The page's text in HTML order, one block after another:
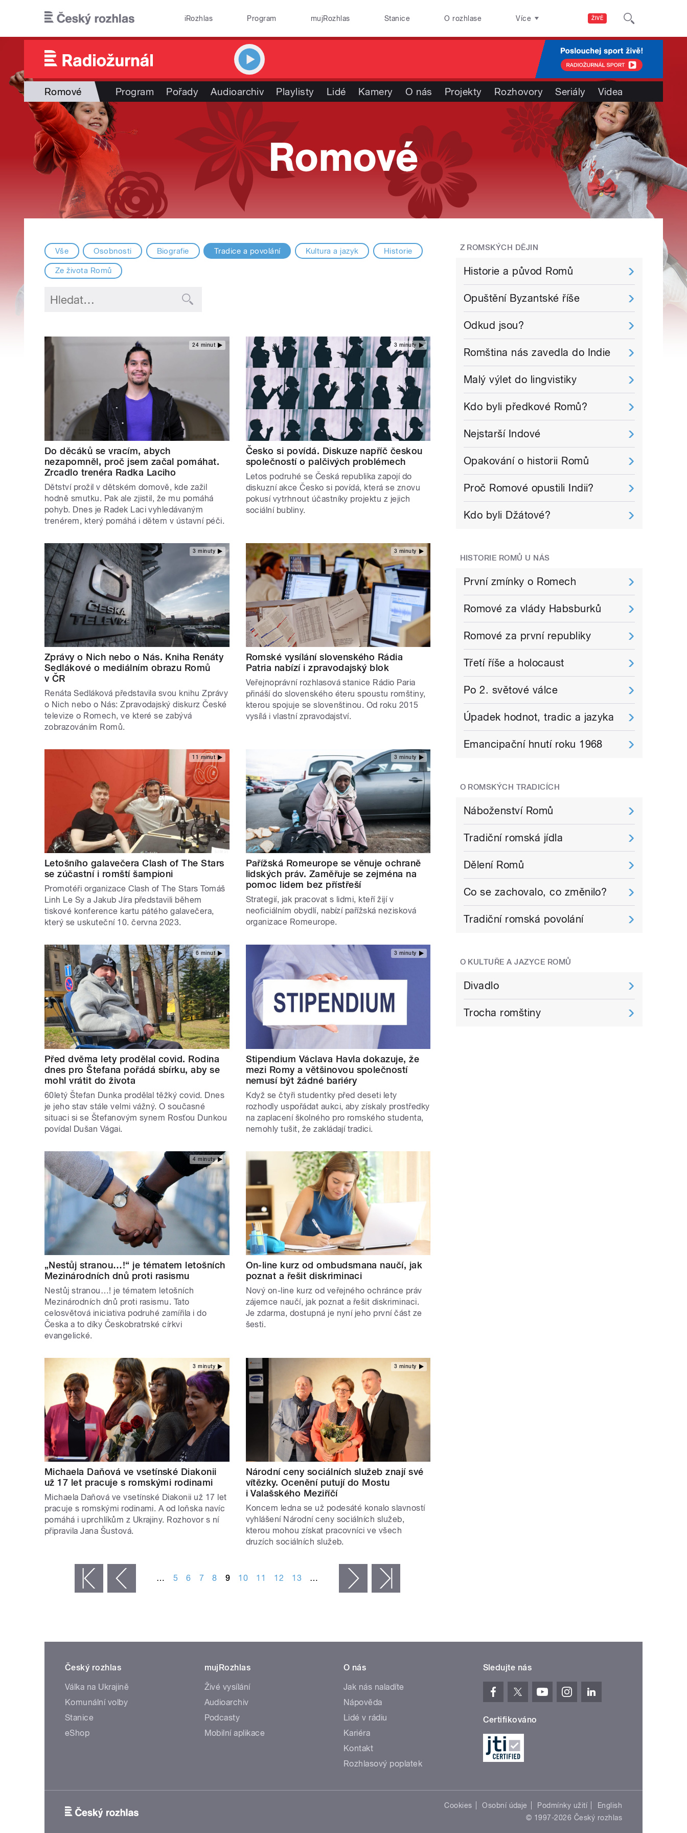
ŽIVĚ
iRozhlas Program mujRozhlas Stanice O rozhlase Více
Romové Program Pořady Audioarchiv Playlisty Lidé Kamery O nás Projekty Rozhovory Seriály Videa
Vše Osobnosti Biografie Tradice a povolání Kultura a jazyk Historie
Ze života Romů
24 minut
Do děcáků se vracím, abych
nezapomněl, proč jsem začal pomáhat.
Zrcadlo trenéra Radka Laciho
Dětství prožil v dětském domově, kde zažil
hodně smutku. Pak ale zjistil, že mu pomáhá
pohyb. Dnes je Radek Laci vyhledávaným
trenérem, který pomáhá i dětem v ústavní péči.
3 minuty
Česko si povídá. Diskuze napříč českou
společností o palčivých problémech
Letos podruhé se Česká republika zapojí do
diskuzní akce Česko si povídá, která se znovu
pokusí vytrhnout účastníky projektu z jejich
sociální bubliny.
3 minuty
Zprávy o Nich nebo o Nás. Kniha Renáty
Sedlákové o mediálním obrazu Romů
v ČR
Renáta Sedláková představila svou knihu Zprávy
o Nich nebo o Nás: Zpravodajský diskurz České
televize o Romech, ve které se zabývá
zobrazováním Romů.
3 minuty
Romské vysílání slovenského Rádia
Patria nabízí i zpravodajský blok
Veřejnoprávní rozhlasová stanice Rádio Paria
přináší do slovenského éteru spoustu romštiny,
kterou spojuje se slovenštinou. Od roku 2015
vysílá i vlastní zpravodajství.
11 minut
Letošního galavečera Clash of The Stars
se zúčastní i romští šampioni
Promotéři organizace Clash of The Stars Tomáš
Linh Le Sy a Jakub Jíra představili během
tiskové konference kartu pátého galavečera,
který se uskuteční 10. června 2023.
3 minuty
Pařížská Romeurope se věnuje ochraně
lidských práv. Zaměřuje se zejména na
pomoc lidem bez přístřeší
Strategií, jak pracovat s lidmi, kteří žijí v
neoficiálním obydlí, nabízí pařížská nezisková
organizace Romeurope.
6 minut
Před dvěma lety prodělal covid. Rodina
dnes pro Štefana pořádá sbírku, aby se
mohl vrátit do života
60letý Štefan Dunka prodělal těžký covid. Dnes
je jeho stav stále velmi vážný. O současné
situaci si se Štefanovým synem Rosťou Dunkou
povídal Dušan Vágai.
3 minuty
Stipendium Václava Havla dokazuje, že
mezi Romy a většinovou společností
nemusí být žádné bariéry
Když se čtyři studentky před deseti lety
rozhodly uspořádat aukci, aby získaly prostředky
na zaplacení školného pro romského studenta,
nemohly tušit, že zakládají tradici.
4 minuty
„Nestůj stranou…!“ je tématem letošních
Mezinárodních dnů proti rasismu
Nestůj stranou…! je tématem letošních
Mezinárodních dnů proti rasismu. Tato
celosvětová iniciativa podruhé zamířila i do
Česka a to díky Českobratrské církvi
evangelické.
On-line kurz od ombudsmana naučí, jak
poznat a řešit diskriminaci
Nový on-line kurz od veřejného ochránce práv
zájemce naučí, jak poznat a řešit diskriminaci.
Je zdarma, dostupná je nyní jeho první část ze
šesti.
3 minuty
Michaela Daňová ve vsetínské Diakonii
už 17 let pracuje s romskými rodinami
Michaela Daňová ve vsetínské Diakonii už 17 let
pracuje s romskými rodinami. A od loňska navíc
pomáhá i uprchlíkům z Ukrajiny. Rozhovor s ní
připravila Jana Šustová.
3 minuty
Národní ceny sociálních služeb znají své
vítězky. Ocenění putují do Mostu
i Valašského Meziříčí
Koncem ledna se už podesáté konalo slavností
vyhlášení Národní ceny sociálních služeb,
kterou mohou získat pracovníci ve všech
druzích sociálních služeb.
‹ předchozí … 5 6 7 8 9 10 11 12 13 … následující ›
Z ROMSKÝCH DĚJIN
Historie a původ Romů
Opuštění Byzantské říše
Odkud jsou?
Romština nás zavedla do Indie
Malý výlet do lingvistiky
Kdo byli předkové Romů?
Nejstarší Indové
Opakování o historii Romů
Proč Romové opustili Indii?
Kdo byli Džátové?
HISTORIE ROMŮ U NÁS
První zmínky o Romech
Romové za vlády Habsburků
Romové za první republiky
Třetí říše a holocaust
Po 2. světové válce
Úpadek hodnot, tradic a jazyka
Emancipační hnutí roku 1968
O ROMSKÝCH TRADICÍCH
Náboženství Romů
Tradiční romská jídla
Dělení Romů
Co se zachovalo, co změnilo?
Tradiční romská povolání
O KULTUŘE A JAZYCE ROMŮ
Divadlo
Trocha romštiny
Český rozhlas
Válka na Ukrajině
Komunální volby
Stanice
eShop
mujRozhlas
Živé vysílání
Audioarchiv
Podcasty
Mobilní aplikace
O nás
Jak nás naladíte
Nápověda
Lidé v rádiu
Kariéra
Kontakt
Rozhlasový poplatek
Sledujte nás
Certifikováno
Cookies Osobní údaje Podmínky užití
English
© 1997-2026 Český rozhlas